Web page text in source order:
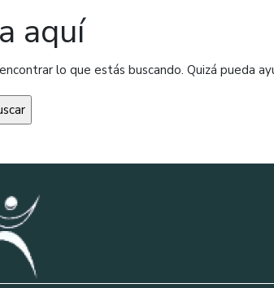
aquí
lo que estás buscando. Quizá pueda